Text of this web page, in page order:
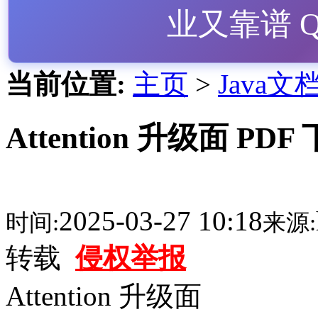
业又靠谱
当前位置: 主页 > Java文
Attention 升级面 PDF
时间:2025-03-27 10:18来源:
转载侵权举报
Attention 升级面